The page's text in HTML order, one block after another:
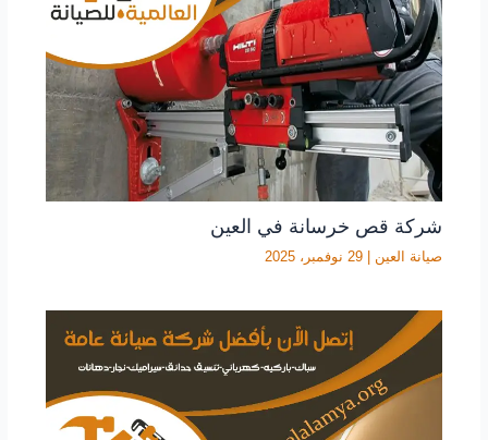
شركة قص خرسانة في العين
صيانة العين| 29 نوفمبر، 2025